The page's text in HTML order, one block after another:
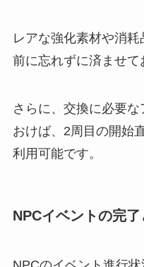
レアな強化素材や消
前に忘れずに済ませて
さらに、交換に必要
おけば、2周目の開始
利用可能です。
NPCイベントの完